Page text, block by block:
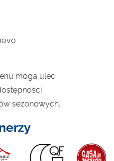
mogą ulec
sezonowych.